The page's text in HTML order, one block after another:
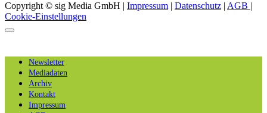
Copyright © sig Media GmbH | Impressum | Datenschutz | AGB |
Cookie-Einstellungen
Newsletter
Mediadaten
Archiv
Kontakt
Impressum